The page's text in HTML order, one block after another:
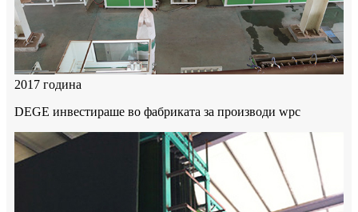
2017 година
DEGE инвестираше во фабриката за производи wpc